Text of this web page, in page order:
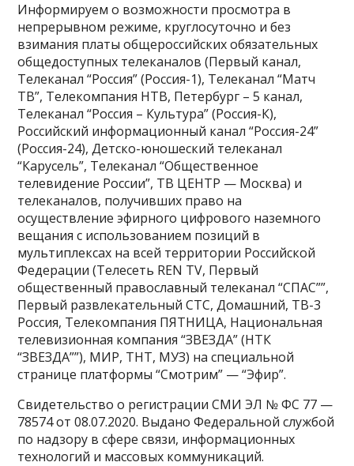
Информируем о возможности просмотра в
непрерывном режиме, круглосуточно и без
взимания платы общероссийских обязательных
общедоступных телеканалов (Первый канал,
Телеканал “Россия” (Россия-1), Телеканал “Матч
ТВ”, Телекомпания НТВ, Петербург – 5 канал,
Телеканал “Россия – Культура” (Россия-К),
Российский информационный канал “Россия-24”
(Россия-24), Детско-юношеский телеканал
“Карусель”, Телеканал “Общественное
телевидение России”, ТВ ЦЕНТР — Москва) и
телеканалов, получивших право на
осуществление эфирного цифрового наземного
вещания с использованием позиций в
мультиплексах на всей территории Российской
Федерации (Телесеть REN TV, Первый
общественный православный телеканал “СПАС””,
Первый развлекательный СТС, Домашний, ТВ-3
Россия, Телекомпания ПЯТНИЦА, Национальная
телевизионная компания “ЗВЕЗДА” (НТК
“ЗВЕЗДА””), МИР, ТНТ, МУЗ) на специальной
странице платформы “Смотрим” — “Эфир”.
Свидетельство о регистрации СМИ ЭЛ № ФС 77 —
78574 от 08.07.2020. Выдано Федеральной службой
по надзору в сфере связи, информационных
технологий и массовых коммуникаций.